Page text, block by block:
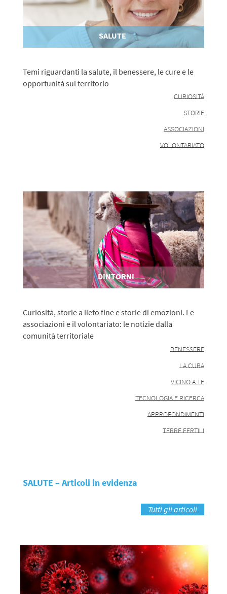
SALUTE
Temi riguardanti la salute, il benessere, le cure e le
opportunità sul territorio
CURIOSITÀ
STORIE
ASSOCIAZIONI
VOLONTARIATO
DINTORNI
Curiosità, storie a lieto fine e storie di emozioni. Le
associazioni e il volontariato: le notizie dalla
comunità territoriale
BENESSERE
LA CURA
VICINO A TE
TECNOLOGIA E RICERCA
APPROFONDIMENTI
TERRE FERTILI
SALUTE – Articoli in evidenza
Tutti gli articoli